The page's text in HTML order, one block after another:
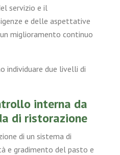
servizio e il
e delle aspettative
miglioramento continuo
individuare due livelli di
interna da
di ristorazione
di un sistema di
e gradimento del pasto e